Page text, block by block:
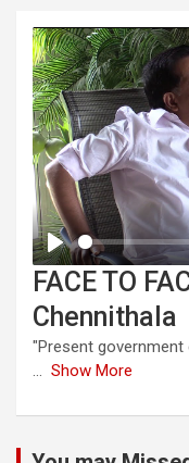
FACE TO
Chennithala
"Present
... Show More